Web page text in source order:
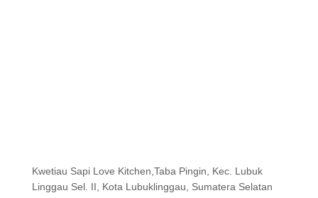
Kwetiau Sapi Love Kitchen,Taba Pingin, Kec. Lubuk
Linggau Sel. II, Kota Lubuklinggau, Sumatera Selatan